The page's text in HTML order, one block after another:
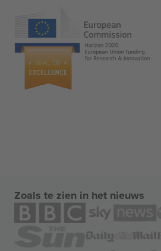
Zoals te zien in het nieuws